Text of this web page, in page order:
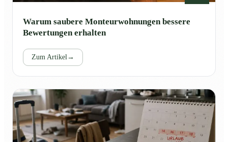
Warum saubere Monteurwohnungen bessere
Bewertungen erhalten
Zum Artikel→